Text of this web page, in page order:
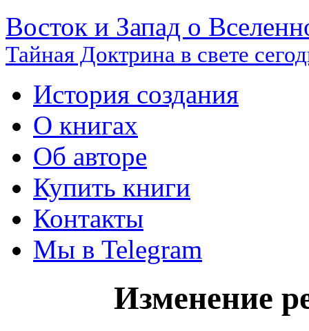
Восток и Запад о
Тайная Доктрина в свете
История создания
О книгах
Об авторе
Купить книги
Контакты
Мы в Telegram
Изменение